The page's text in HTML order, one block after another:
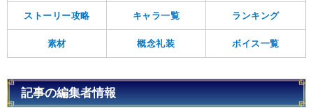
ストーリー攻略 キャラ一覧 ランキング
素材 概念礼装 ボイス一覧
記事の編集者情報